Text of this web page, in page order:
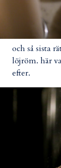
och så sista
löjröm. här
efter.